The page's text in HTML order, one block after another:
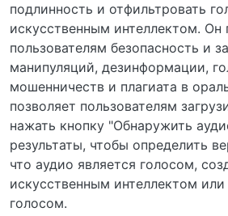
подлинность и отфильтровать
искусственным интеллектом. Он
пользователям безопасность и
манипуляций, дезинформации,
мошенничеств и плагиата в
позволяет пользователям
нажать кнопку "Обнаружить
результаты, чтобы определить
что аудио является голосом,
искусственным интеллектом
голосом.